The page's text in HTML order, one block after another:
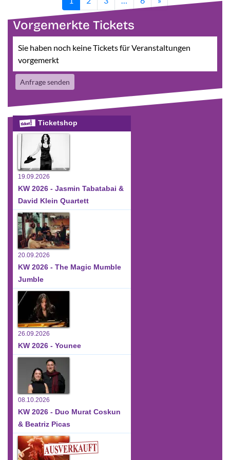
Vorgemerkte Tickets
Sie haben noch keine Tickets für Veranstaltungen
vorgemerkt
Anfrage senden
Ticketshop
19.09.2026
KW 2026 - Jasmin Tabatabai &
David Klein Quartett
20.09.2026
KW 2026 - The Magic Mumble
Jumble
26.09.2026
KW 2026 - Younee
08.10.2026
KW 2026 - Duo Murat Coskun
& Beatriz Picas